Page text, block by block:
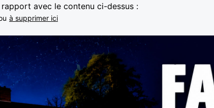
avec le contenu ci-dessus :
à supprimer ici